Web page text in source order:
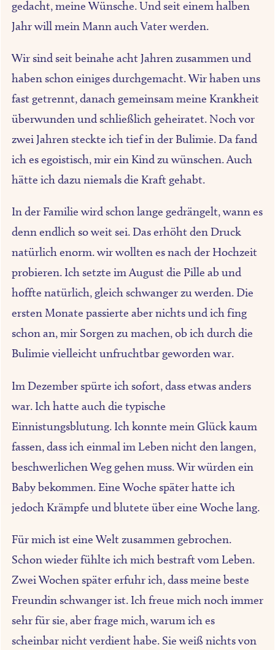
gedacht, meine Wünsche. Und seit einem halben
Jahr will mein Mann auch Vater werden.
Wir sind seit beinahe acht Jahren zusammen und
haben schon einiges durchgemacht. Wir haben uns
fast getrennt, danach gemeinsam meine Krankheit
überwunden und schließlich geheiratet. Noch vor
zwei Jahren steckte ich tief in der Bulimie. Da fand
ich es egoistisch, mir ein Kind zu wünschen. Auch
hätte ich dazu niemals die Kraft gehabt.
In der Familie wird schon lange gedrängelt, wann es
denn endlich so weit sei. Das erhöht den Druck
natürlich enorm. wir wollten es nach der Hochzeit
probieren. Ich setzte im August die Pille ab und
hoffte natürlich, gleich schwanger zu werden. Die
ersten Monate passierte aber nichts und ich fing
schon an, mir Sorgen zu machen, ob ich durch die
Bulimie vielleicht unfruchtbar geworden war.
Im Dezember spürte ich sofort, dass etwas anders
war. Ich hatte auch die typische
Einnistungsblutung. Ich konnte mein Glück kaum
fassen, dass ich einmal im Leben nicht den langen,
beschwerlichen Weg gehen muss. Wir würden ein
Baby bekommen. Eine Woche später hatte ich
jedoch Krämpfe und blutete über eine Woche lang.
Für mich ist eine Welt zusammen gebrochen.
Schon wieder fühlte ich mich bestraft vom Leben.
Zwei Wochen später erfuhr ich, dass meine beste
Freundin schwanger ist. Ich freue mich noch immer
sehr für sie, aber frage mich, warum ich es
scheinbar nicht verdient habe. Sie weiß nichts von